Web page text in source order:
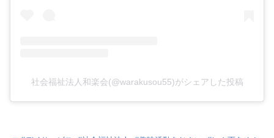
社会福祉法人和楽会(@warakusou55)がシェアした投稿